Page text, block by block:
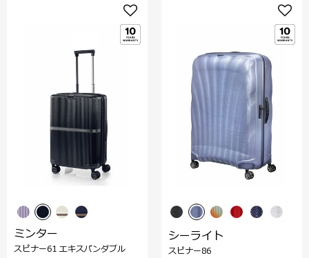
ミンター
スピナー61 エキスパンダブル
シーライト
スピナー86